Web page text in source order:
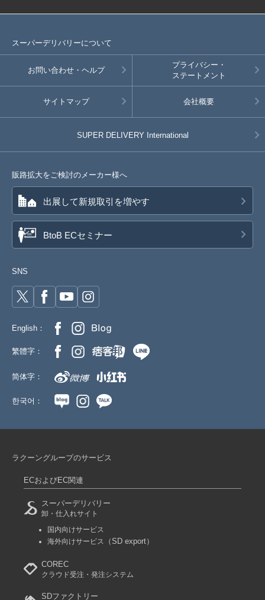
スーパーデリバリーについて
お問い合わせ・ヘルプ
プライバシー・
ステートメント
サイトマップ 会社概要
SUPER DELIVERY International
販路拡大をご検討のメーカー様へ
出展して新規取引を増やす
BtoB ECセミナー
SNS
English：
繁體字：
简体字：
한국어：
ラクーングループのサービス
ECおよびEC関連
スーパーデリバリー
卸・仕入れサイト
国内向けサービス
海外向けサービス
（SD export）
COREC
クラウド受注・発注システム
SDファクトリー